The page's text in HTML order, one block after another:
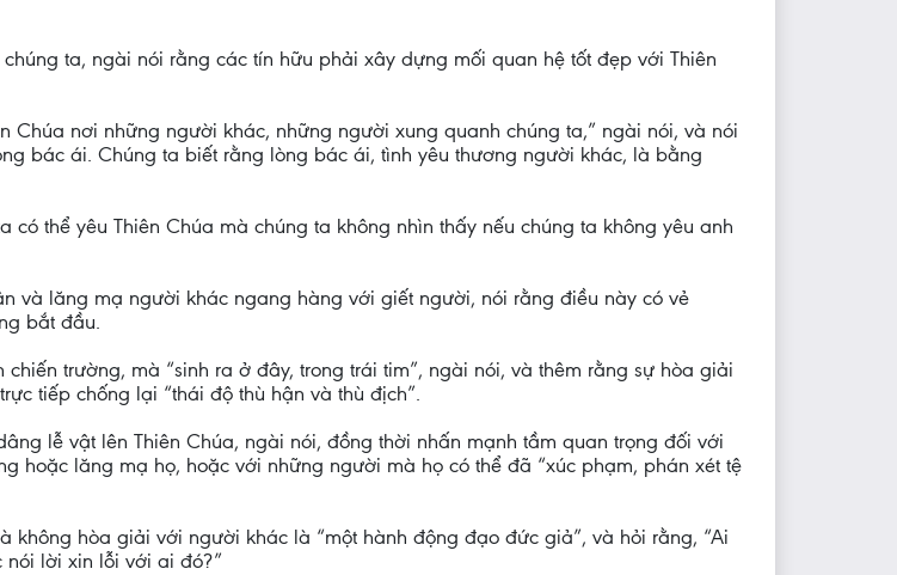
ta, ngài nói rằng các tín hữu phải xây dựng mối quan hệ tốt đẹp với Thiên
Chúa nơi những người khác, những người xung quanh chúng ta,” ngài nói, và nói
bác ái. Chúng ta biết rằng lòng bác ái, tình yêu thương người khác, là bằng
thể yêu Thiên Chúa mà chúng ta không nhìn thấy nếu chúng ta không yêu anh
và lăng mạ người khác ngang hàng với giết người, nói rằng điều này có vẻ
bắt đầu.
trường, mà “sinh ra ở đây, trong trái tim”, ngài nói, và thêm rằng sự hòa giải
tiếp chống lại “thái độ thù hận và thù địch”.
lễ vật lên Thiên Chúa, ngài nói, đồng thời nhấn mạnh tầm quan trọng đối với
hoặc lăng mạ họ, hoặc với những người mà họ có thể đã “xúc phạm, phán xét tệ
không hòa giải với người khác là “một hành động đạo đức giả”, và hỏi rằng, “Ai
lời xin lỗi với ai đó?”